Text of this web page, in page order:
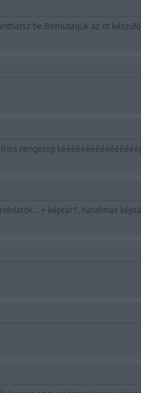
be.Bemutatjuk az itt
+ képtár1, hatalmas